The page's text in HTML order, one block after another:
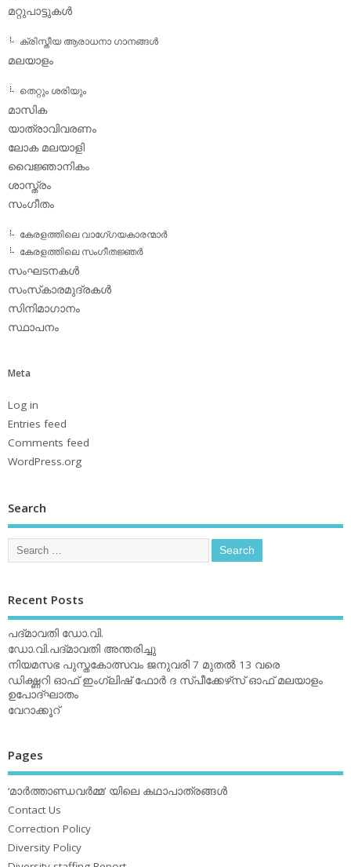
മറ്റുപാട്ടുകള്‍
ക്രിസ്തീയ ആരാധനാ ഗാനങ്ങള്‍
മലയാളം
തെറ്റും ശരിയും
മാസിക
യാത്രാവിവരണം
ലോക മലയാളി
വൈജ്ഞാനികം
ശാസ്ത്രം
സംഗീതം
കേരളത്തിലെ വാഗേ്ഗയകാരന്മാര്‍
കേരളത്തിലെ സംഗീതജ്ഞര്‍
സംഘടനകള്‍
സംസ്‌കാരമുദ്രകള്‍
സിനിമാഗാനം
സ്ഥാപനം
Meta
Log in
Entries feed
Comments feed
WordPress.org
Search
Recent Posts
പദ്മാവതി ഡോ.വി.
ഡോ.വി.പദ്മാവതി അന്തരിച്ചു
നിയമസഭ പുസ്തകോത്സവം ജനുവരി 7 മുതല്‍ 13 വരെ
ഡിക്ഷ്ണറി ഓഫ് ഇംഗ്ലിഷ് ഫോര്‍ ദ സ്പീക്കേഴ്‌സ് ഓഫ് മലയാളം
ഉപോദ്ഘാതം
വേറാക്കൂറ്
Pages
‘മാര്‍ത്താണ്ഡവര്‍മ്മ’ യിലെ കഥാപാത്രങ്ങള്‍
Contact Us
Correction Policy
Diversity Policy